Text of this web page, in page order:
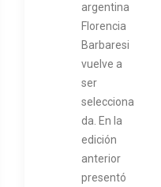
argentina
Florencia
Barbaresi
vuelve a
ser
selecciona
da. En la
edición
anterior
presentó